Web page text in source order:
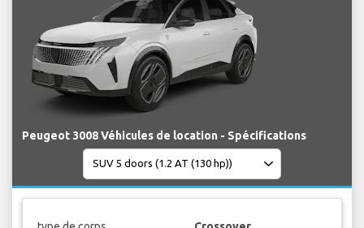
Peugeot 3008 Véhicules de location - Spécifications